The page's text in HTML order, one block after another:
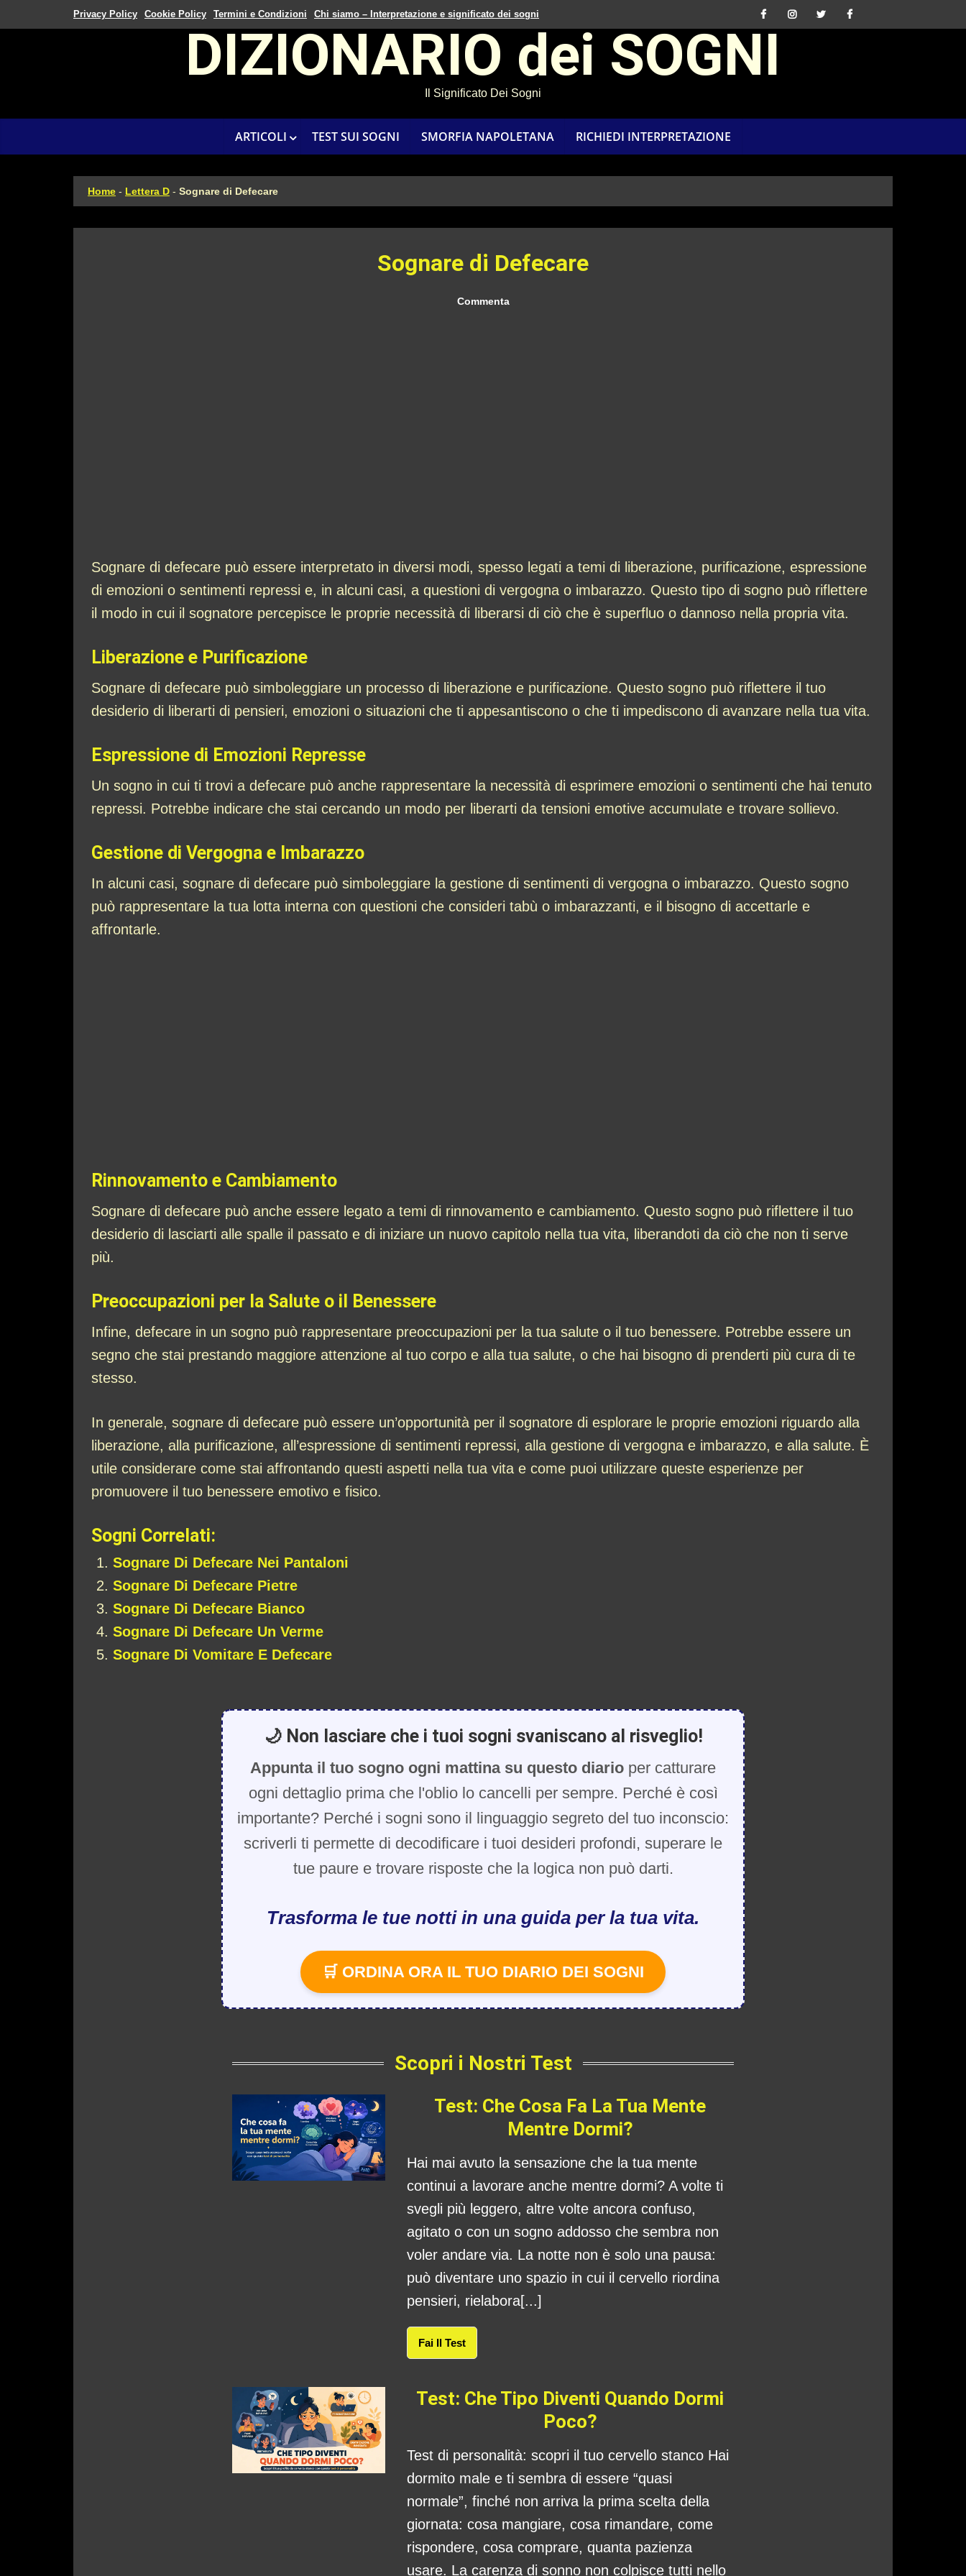
Privacy Policy Cookie Policy Termini e Condizioni Chi siamo – Interpretazione e significato dei sogni
DIZIONARIO dei SOGNI
Il Significato Dei Sogni
ARTICOLI TEST SUI SOGNI SMORFIA NAPOLETANA RICHIEDI INTERPRETAZIONE
Home - Lettera D - Sognare di Defecare
Sognare di Defecare
Commenta
Sognare di defecare può essere interpretato in diversi modi, spesso legati a temi di liberazione, purificazione, espressione
di emozioni o sentimenti repressi e, in alcuni casi, a questioni di vergogna o imbarazzo. Questo tipo di sogno può riflettere
il modo in cui il sognatore percepisce le proprie necessità di liberarsi di ciò che è superfluo o dannoso nella propria vita.
Liberazione e Purificazione
Sognare di defecare può simboleggiare un processo di liberazione e purificazione. Questo sogno può riflettere il tuo
desiderio di liberarti di pensieri, emozioni o situazioni che ti appesantiscono o che ti impediscono di avanzare nella tua vita.
Espressione di Emozioni Represse
Un sogno in cui ti trovi a defecare può anche rappresentare la necessità di esprimere emozioni o sentimenti che hai tenuto
repressi. Potrebbe indicare che stai cercando un modo per liberarti da tensioni emotive accumulate e trovare sollievo.
Gestione di Vergogna e Imbarazzo
In alcuni casi, sognare di defecare può simboleggiare la gestione di sentimenti di vergogna o imbarazzo. Questo sogno
può rappresentare la tua lotta interna con questioni che consideri tabù o imbarazzanti, e il bisogno di accettarle e
affrontarle.
Rinnovamento e Cambiamento
Sognare di defecare può anche essere legato a temi di rinnovamento e cambiamento. Questo sogno può riflettere il tuo
desiderio di lasciarti alle spalle il passato e di iniziare un nuovo capitolo nella tua vita, liberandoti da ciò che non ti serve
più.
Preoccupazioni per la Salute o il Benessere
Infine, defecare in un sogno può rappresentare preoccupazioni per la tua salute o il tuo benessere. Potrebbe essere un
segno che stai prestando maggiore attenzione al tuo corpo e alla tua salute, o che hai bisogno di prenderti più cura di te
stesso.
In generale, sognare di defecare può essere un’opportunità per il sognatore di esplorare le proprie emozioni riguardo alla
liberazione, alla purificazione, all’espressione di sentimenti repressi, alla gestione di vergogna e imbarazzo, e alla salute. È
utile considerare come stai affrontando questi aspetti nella tua vita e come puoi utilizzare queste esperienze per
promuovere il tuo benessere emotivo e fisico.
Sogni Correlati:
Sognare Di Defecare Nei Pantaloni
Sognare Di Defecare Pietre
Sognare Di Defecare Bianco
Sognare Di Defecare Un Verme
Sognare Di Vomitare E Defecare
🌙 Non lasciare che i tuoi sogni svaniscano al risveglio!
Appunta il tuo sogno ogni mattina su questo diario per catturare
ogni dettaglio prima che l'oblio lo cancelli per sempre. Perché è così
importante? Perché i sogni sono il linguaggio segreto del tuo inconscio:
scriverli ti permette di decodificare i tuoi desideri profondi, superare le
tue paure e trovare risposte che la logica non può darti.
Trasforma le tue notti in una guida per la tua vita.
🛒 ORDINA ORA IL TUO DIARIO DEI SOGNI
Scopri i Nostri Test
Test: Che Cosa Fa La Tua Mente
Mentre Dormi?
Hai mai avuto la sensazione che la tua mente
continui a lavorare anche mentre dormi? A volte ti
svegli più leggero, altre volte ancora confuso,
agitato o con un sogno addosso che sembra non
voler andare via. La notte non è solo una pausa:
può diventare uno spazio in cui il cervello riordina
pensieri, rielabora[...]
Fai Il Test
Test: Che Tipo Diventi Quando Dormi
Poco?
Test di personalità: scopri il tuo cervello stanco Hai
dormito male e ti sembra di essere “quasi
normale”, finché non arriva la prima scelta della
giornata: cosa mangiare, cosa rimandare, come
rispondere, cosa comprare, quanta pazienza
usare. La carenza di sonno non colpisce tutti nello